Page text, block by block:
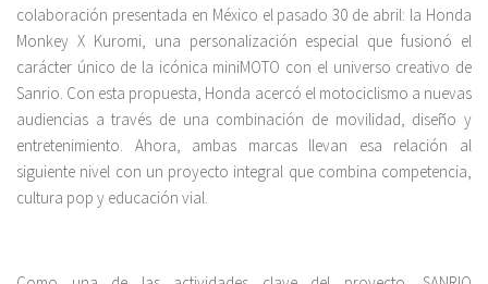
colaboración presentada en México el pasado 30 de abril: la Honda
Monkey X Kuromi, una personalización especial que fusionó el
carácter único de la icónica miniMOTO con el universo creativo de
Sanrio. Con esta propuesta, Honda acercó el motociclismo a nuevas
audiencias a través de una combinación de movilidad, diseño y
entretenimiento. Ahora, ambas marcas llevan esa relación al
siguiente nivel con un proyecto integral que combina competencia,
cultura pop y educación vial.